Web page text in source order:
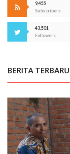
9,455
Subscribers
43,501
Followers
BERITA TERBARU